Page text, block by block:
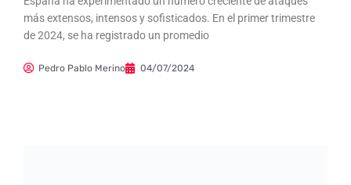
más extensos, intensos y sofisticados. En el primer trimestre
de 2024, se ha registrado un promedio
Pedro Pablo Merino 04/07/2024